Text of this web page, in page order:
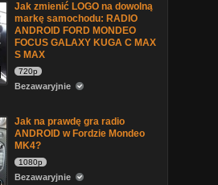
Jak zmienić LOGO na dowolną
markę samochodu: RADIO
ANDROID FORD MONDEO
FOCUS GALAXY KUGA C MAX
S MAX
720p
Bezawaryjnie
Jak na prawdę gra radio
ANDROID w Fordzie Mondeo
MK4?
1080p
Bezawaryjnie